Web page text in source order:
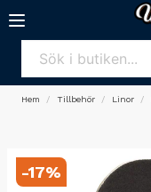
Hem Tillbehör Linor
-17%